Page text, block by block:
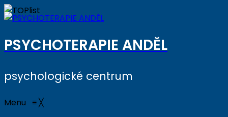
PSYCHOTERAPIE ANDĚL
psychologické centrum
Menu ≡╳